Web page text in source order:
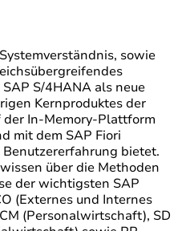
sowie
S/4HANA als neue
Kernproduktes der
der In-Memory-Plattform
mit dem SAP Fiori
bietet.
über die Methoden
der wichtigsten SAP
(Externes und Internes
(Personalwirtschaft), SD